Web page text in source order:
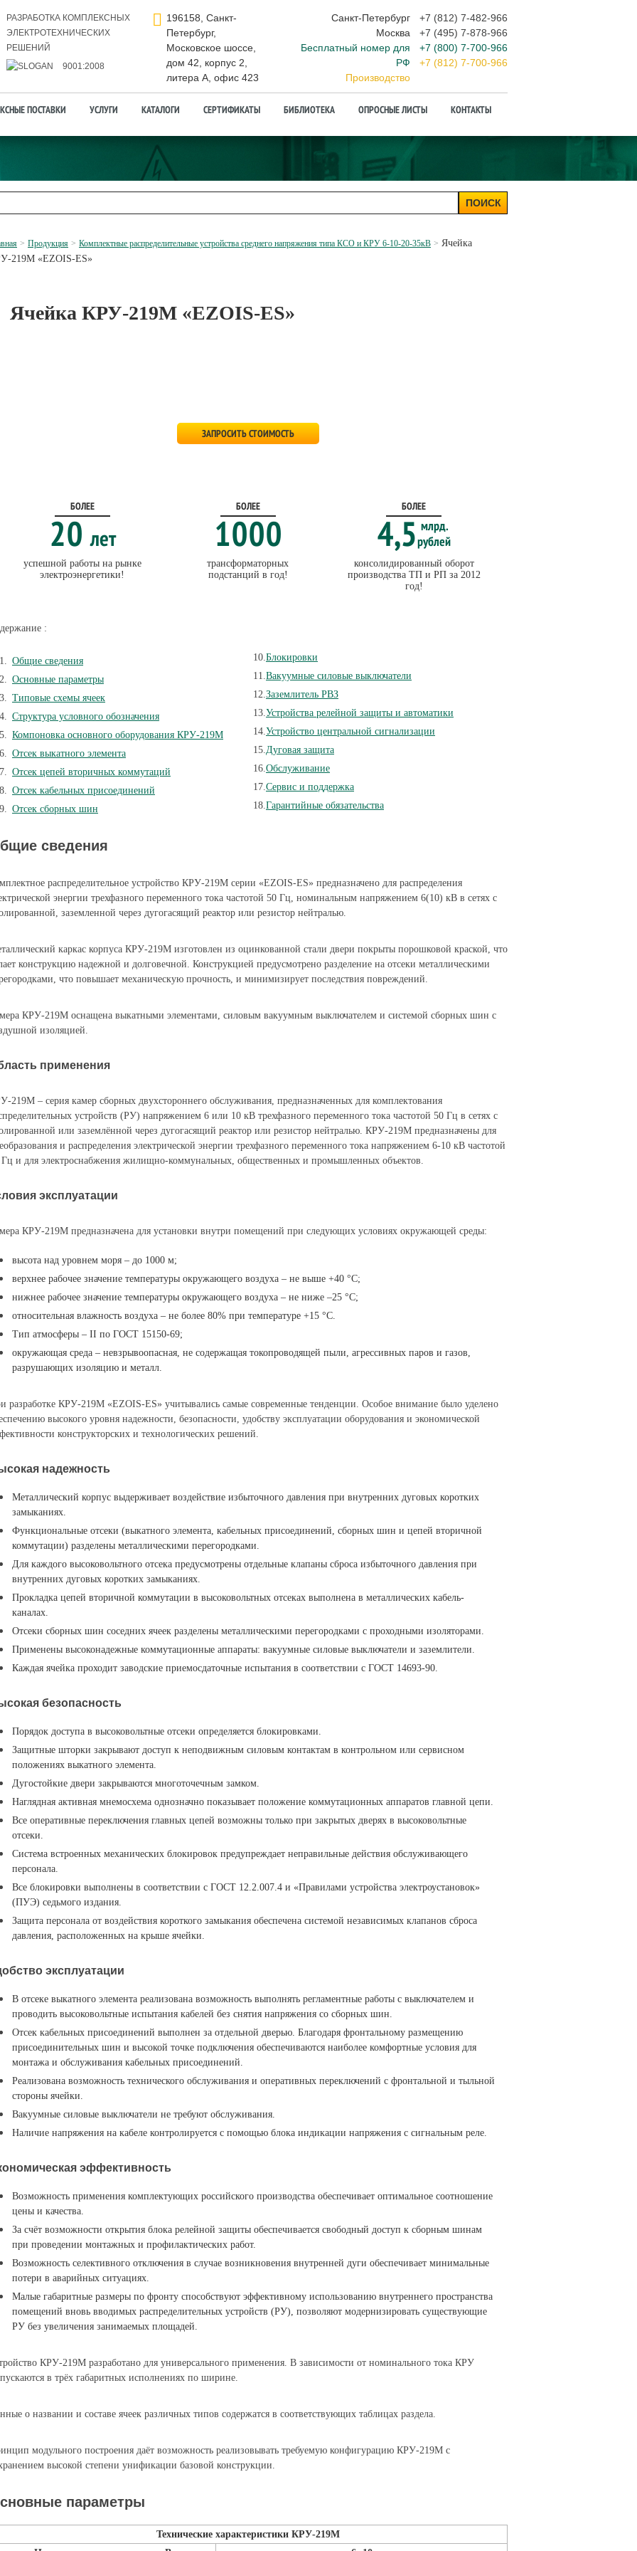
РАЗРАБОТКА КОМПЛЕКСНЫХ
ЭЛЕКТРОТЕХНИЧЕСКИХ
РЕШЕНИЙ
9001:2008
196158, Санкт-
Петербург,
Московское шоссе,
дом 42, корпус 2,
литера А, офис 423
Санкт-Петербург
Москва
Бесплатный номер для
РФ
Производство
+7 (812) 7-482-966
+7 (495) 7-878-966
+7 (800) 7-700-966
+7 (812) 7-700-966
ПОСТАВКИ УСЛУГИ КАТАЛОГИ СЕРТИФИКАТЫ БИБЛИОТЕКА ОПРОСНЫЕ ЛИСТЫ КОНТАКТЫ
ПОИСК
Продукция Комплектные распределительные устройства среднего напряжения типа КСО и КРУ 6-10-20-35кВ
Ячейка
219М «EZOIS-ES»
Ячейка КРУ-219М «EZOIS-ES»
ЗАПРОСИТЬ СТОИМОСТЬ
БОЛЕЕ
20лет
успешной работы на рынке
электроэнергетики!
БОЛЕЕ
1000
трансформаторных
подстанций в год!
БОЛЕЕ
4,5 млрд.
рублей
консолидированный оборот
производства ТП и РП за 2012
год!
:
Общие сведения
Основные параметры
Типовые схемы ячеек
Структура условного обозначения
Компоновка основного оборудования КРУ-219М
Отсек выкатного элемента
Отсек цепей вторичных коммутаций
Отсек кабельных присоединений
Отсек сборных шин
Блокировки
Вакуумные силовые выключатели
Заземлитель РВЗ
Устройства релейной защиты и автоматики
Устройство центральной сигнализации
Дуговая защита
Обслуживание
Сервис и поддержка
Гарантийные обязательства
сведения
распределительное устройство КРУ-219М серии «EZOIS-ES» предназначено для распределения
энергии трехфазного переменного тока частотой 50 Гц, номинальным напряжением 6(10) кВ в сетях с
заземленной через дугогасящий реактор или резистор нейтралью.
каркас корпуса КРУ-219М изготовлен из оцинкованной стали двери покрыты порошковой краской, что
конструкцию надежной и долговечной. Конструкцией предусмотрено разделение на отсеки металлическими
что повышает механическую прочность, и минимизирует последствия повреждений.
КРУ-219М оснащена выкатными элементами, силовым вакуумным выключателем и системой сборных шин с
изоляцией.
применения
219М – серия камер сборных двухстороннего обслуживания, предназначенных для комплектования
устройств (РУ) напряжением 6 или 10 кВ трехфазного переменного тока частотой 50 Гц в сетях с
или заземлённой через дугогасящий реактор или резистор нейтралью. КРУ-219М предназначены для
и распределения электрической энергии трехфазного переменного тока напряжением 6-10 кВ частотой
Гц и для электроснабжения жилищно-коммунальных, общественных и промышленных объектов.
эксплуатации
КРУ-219М предназначена для установки внутри помещений при следующих условиях окружающей среды:
высота над уровнем моря – до 1000 м;
верхнее рабочее значение температуры окружающего воздуха – не выше +40 °С;
нижнее рабочее значение температуры окружающего воздуха – не ниже –25 °С;
относительная влажность воздуха – не более 80% при температуре +15 °С.
Тип атмосферы – II по ГОСТ 15150-69;
окружающая среда – невзрывоопасная, не содержащая токопроводящей пыли, агрессивных паров и газов,
разрушающих изоляцию и металл.
разработке КРУ-219М «EZOIS-ES» учитывались самые современные тенденции. Особое внимание было уделено
высокого уровня надежности, безопасности, удобству эксплуатации оборудования и экономической
конструкторских и технологических решений.
надежность
Металлический корпус выдерживает воздействие избыточного давления при внутренних дуговых коротких
замыканиях.
Функциональные отсеки (выкатного элемента, кабельных присоединений, сборных шин и цепей вторичной
коммутации) разделены металлическими перегородками.
Для каждого высоковольтного отсека предусмотрены отдельные клапаны сброса избыточного давления при
внутренних дуговых коротких замыканиях.
Прокладка цепей вторичной коммутации в высоковольтных отсеках выполнена в металлических кабель-
каналах.
Отсеки сборных шин соседних ячеек разделены металлическими перегородками с проходными изоляторами.
Применены высоконадежные коммутационные аппараты: вакуумные силовые выключатели и заземлители.
Каждая ячейка проходит заводские приемосдаточные испытания в соответствии с ГОСТ 14693-90.
безопасность
Порядок доступа в высоковольтные отсеки определяется блокировками.
Защитные шторки закрывают доступ к неподвижным силовым контактам в контрольном или сервисном
положениях выкатного элемента.
Дугостойкие двери закрываются многоточечным замком.
Наглядная активная мнемосхема однозначно показывает положение коммутационных аппаратов главной цепи.
Все оперативные переключения главных цепей возможны только при закрытых дверях в высоковольтные
отсеки.
Система встроенных механических блокировок предупреждает неправильные действия обслуживающего
персонала.
Все блокировки выполнены в соответствии с ГОСТ 12.2.007.4 и «Правилами устройства электроустановок»
(ПУЭ) седьмого издания.
Защита персонала от воздействия короткого замыкания обеспечена системой независимых клапанов сброса
давления, расположенных на крыше ячейки.
эксплуатации
В отсеке выкатного элемента реализована возможность выполнять регламентные работы с выключателем и
проводить высоковольтные испытания кабелей без снятия напряжения со сборных шин.
Отсек кабельных присоединений выполнен за отдельной дверью. Благодаря фронтальному размещению
присоединительных шин и высокой точке подключения обеспечиваются наиболее комфортные условия для
монтажа и обслуживания кабельных присоединений.
Реализована возможность технического обслуживания и оперативных переключений с фронтальной и тыльной
стороны ячейки.
Вакуумные силовые выключатели не требуют обслуживания.
Наличие напряжения на кабеле контролируется с помощью блока индикации напряжения с сигнальным реле.
эффективность
Возможность применения комплектующих российского производства обеспечивает оптимальное соотношение
цены и качества.
За счёт возможности открытия блока релейной защиты обеспечивается свободный доступ к сборным шинам
при проведении монтажных и профилактических работ.
Возможность селективного отключения в случае возникновения внутренней дуги обеспечивает минимальные
потери в аварийных ситуациях.
Малые габаритные размеры по фронту способствуют эффективному использованию внутреннего пространства
помещений вновь вводимых распределительных устройств (РУ), позволяют модернизировать существующие
РУ без увеличения занимаемых площадей.
КРУ-219М разработано для универсального применения. В зависимости от номинального тока КРУ
в трёх габаритных исполнениях по ширине.
о названии и составе ячеек различных типов содержатся в соответствующих таблицах раздела.
модульного построения даёт возможность реализовывать требуемую конфигурацию КРУ-219М с
высокой степени унификации базовой конструкции.
параметры
Технические характеристики КРУ-219М